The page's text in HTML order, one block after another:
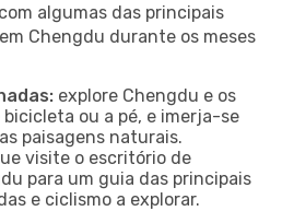
algumas das principais
Chengdu durante os meses
explore Chengdu e os
bicicleta ou a pé, e imerja-se
paisagens naturais.
visite o escritório de
para um guia das principais
e ciclismo a explorar.